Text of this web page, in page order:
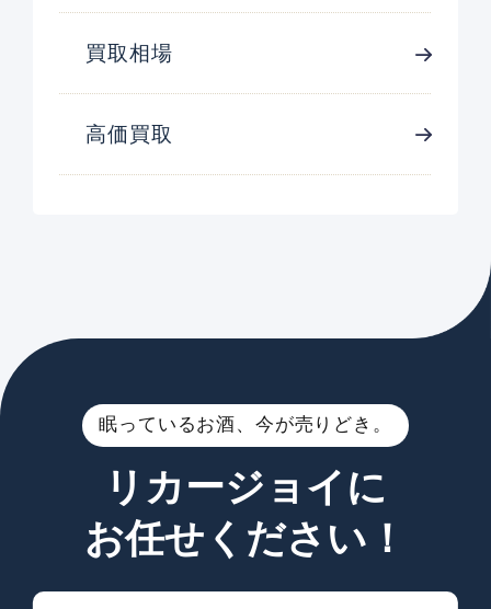
買取相場
高価買取
眠っているお酒、今が売りどき。
リカージョイに
お任せください！